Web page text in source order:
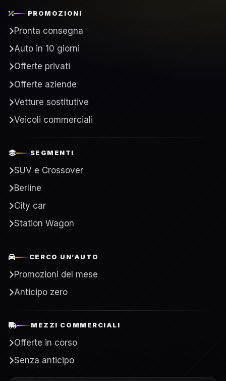
PROMOZIONI
Pronta consegna
Auto in 10 giorni
Offerte privati
Offerte aziende
Vetture sostitutive
Veicoli commerciali
SEGMENTI
SUV e Crossover
Berline
City car
Station Wagon
CERCO UN’AUTO
Promozioni del mese
Anticipo zero
MEZZI COMMERCIALI
Offerte in corso
Senza anticipo